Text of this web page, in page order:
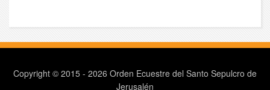
Copyright © 2015 - 2026 Orden Ecuestre del Santo Sepulcro de
Jerusalén